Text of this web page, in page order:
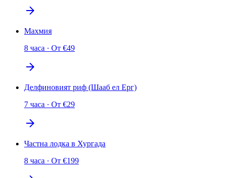
Махмия
8 часа · От €49
Делфиновият риф (Шааб ел Ерг)
7 часа · От €29
Частна лодка в Хургада
8 часа · От €199